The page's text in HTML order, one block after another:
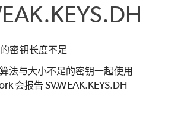
密钥长度不足
法与大小不足的密钥一起使用
会报告 SV.WEAK.KEYS.DH